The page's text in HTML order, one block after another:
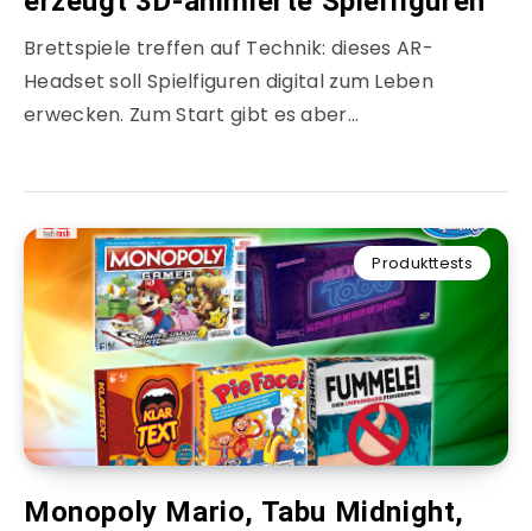
Brettspiele treffen auf Technik: dieses AR-
Headset soll Spielfiguren digital zum Leben
erwecken. Zum Start gibt es aber…
Produkttests
Monopoly Mario, Tabu Midnight,